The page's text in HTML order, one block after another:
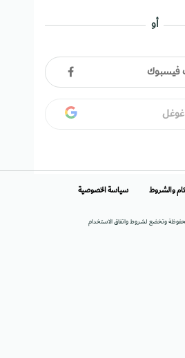
أو
فيسبوك
وتخضع لشروط واتفاق الاستخدام
والشروط سياسة الخصوصية